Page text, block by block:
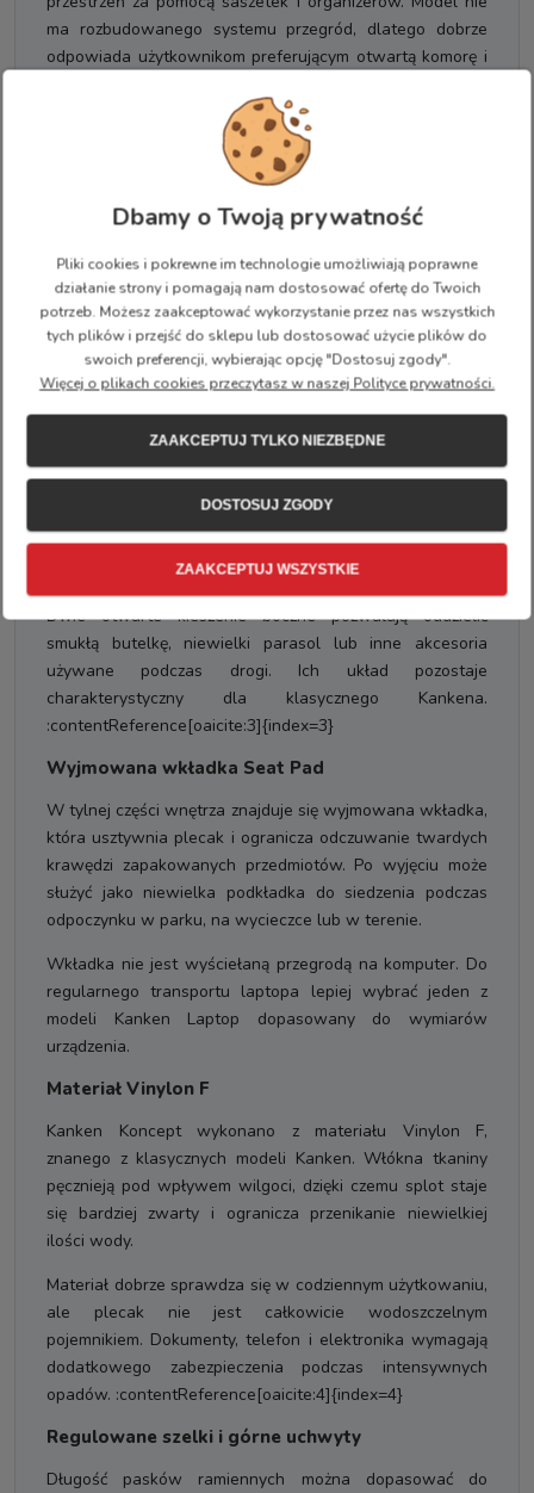
ma rozbudowanego systemu przegród, dlatego dobrze
odpowiada użytkownikom preferującym otwartą komorę i
Szeroko otwierana komora główna
Zamek biegnie wzdłuż górnej i bocznych krawędzi
przedniej części oraz wygodny dostęp do rzeczy
Prostokątny format dobrze współpracuje z książkami,
dokumentami i pojemnikami na żywność. Przy większej
liczbie drobnych akcesoriów warto użyć dodatkowych
saszetek, które ograniczą przemieszczanie się przewodów,
Przednia kieszeń i dwa boczne schowki
przeznaczona na rzeczy potrzebne bez otwierania całej
komory. Można umieścić w niej klucze, portfel, słuchawki,
kartę miejską albo mały notes.
Dwie otwarte kieszenie boczne pozwalają oddzielić
smukłą butelkę, niewielki parasol lub inne akcesoria
używane podczas drogi. Ich układ pozostaje
charakterystyczny dla klasycznego Kankena.
:contentReference[oaicite:3]{index=3}
Wyjmowana wkładka Seat Pad
W tylnej części wnętrza znajduje się wyjmowana wkładka,
która usztywnia plecak i ogranicza odczuwanie twardych
krawędzi zapakowanych przedmiotów. Po wyjęciu może
służyć jako niewielka podkładka do siedzenia podczas
odpoczynku w parku, na wycieczce lub w terenie.
Wkładka nie jest wyściełaną przegrodą na komputer. Do
regularnego transportu laptopa lepiej wybrać jeden z
modeli Kanken Laptop dopasowany do wymiarów
urządzenia.
Materiał Vinylon F
Kanken Koncept wykonano z materiału Vinylon F,
znanego z klasycznych modeli Kanken. Włókna tkaniny
pęcznieją pod wpływem wilgoci, dzięki czemu splot staje
się bardziej zwarty i ogranicza przenikanie niewielkiej
ilości wody.
Materiał dobrze sprawdza się w codziennym użytkowaniu,
ale plecak nie jest całkowicie wodoszczelnym
pojemnikiem. Dokumenty, telefon i elektronika wymagają
dodatkowego zabezpieczenia podczas intensywnych
opadów. :contentReference[oaicite:4]{index=4}
Regulowane szelki i górne uchwyty
Długość pasków ramiennych można dopasować do
Dbamy o Twoją prywatność
Pliki cookies i pokrewne im technologie umożliwiają poprawne
działanie strony i pomagają nam dostosować ofertę do Twoich
potrzeb. Możesz zaakceptować wykorzystanie przez nas wszystkich
tych plików i przejść do sklepu lub dostosować użycie plików do
swoich preferencji, wybierając opcję "Dostosuj zgody".
Więcej o plikach cookies przeczytasz w naszej Polityce prywatności.
ZAAKCEPTUJ TYLKO NIEZBĘDNE
DOSTOSUJ ZGODY
ZAAKCEPTUJ WSZYSTKIE